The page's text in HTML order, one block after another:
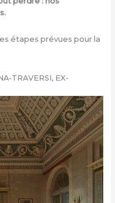
étapes prévues pour la
TRAVERSI, EX-